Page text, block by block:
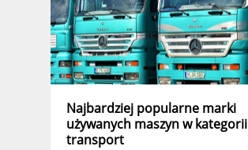
Najbardziej popularne marki
używanych maszyn w kategorii
transport